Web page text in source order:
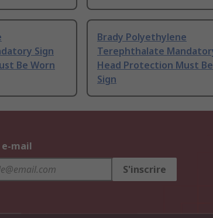
Sign
Be Worn
Brady Polyethylene
Terephthalate
Head Protection Must
Sign
e-mail
S'inscrire